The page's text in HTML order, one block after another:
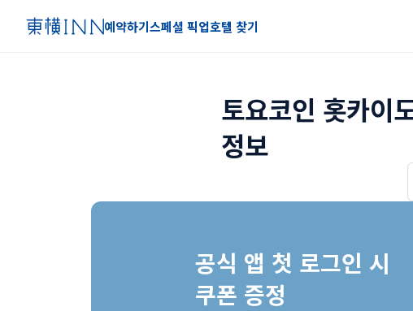
예약하기스페셜 픽업호텔 찾기
토요코인 홋카이
정보
공식 앱 첫 로그인 시
쿠폰 증정